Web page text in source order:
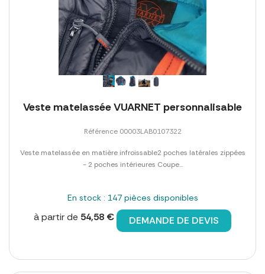
Veste matelassée VUARNET personnalisable
Référence 00003LAB0107322
Veste matelassée en matière infroissable2 poches latérales zippées
- 2 poches intérieures Coupe...
En stock : 147 pièces disponibles
à partir de 54,58 € DEMANDE DE DEVIS